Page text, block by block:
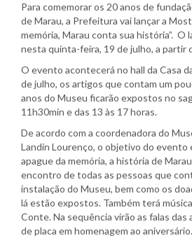
Para comemorar os 20 anos de
de Marau, a Prefeitura vai lançar a
memória, Marau conta sua história”. O
nesta quinta-feira, 19 de julho, a partir
O evento acontecerá no hall da Casa
de julho, os artigos que contam um
anos do Museu ficarão expostos no
11h30min e das 13 às 17 horas.
De acordo com a coordenadora do
Landin Lourenço, o objetivo do evento
apague da memória, a história de
encontro de todas as pessoas que
instalação do Museu, bem como os
lá estão expostos. Também terá
Conte. Na sequência virão as falas
de placa em homenagem ao aniversário.